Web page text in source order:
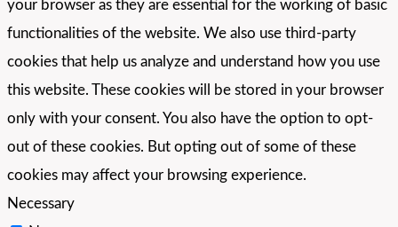
your browser as they are essential for the working of basic
functionalities of the website. We also use third-party
cookies that help us analyze and understand how you use
this website. These cookies will be stored in your browser
only with your consent. You also have the option to opt-
out of these cookies. But opting out of some of these
cookies may affect your browsing experience.
Necessary